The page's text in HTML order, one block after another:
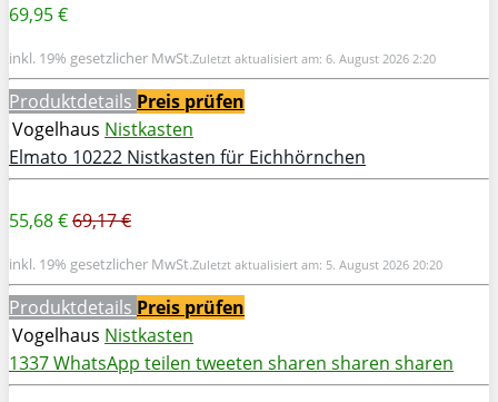
69,95 €
inkl. 19% gesetzlicher MwSt.Zuletzt aktualisiert am: 6. August 2026 2:20
Produktdetails Preis prüfen
Vogelhaus Nistkasten
Elmato 10222 Nistkasten für Eichhörnchen
55,68 €69,17 €
inkl. 19% gesetzlicher MwSt.Zuletzt aktualisiert am: 5. August 2026 20:20
Produktdetails Preis prüfen
Vogelhaus Nistkasten
1337WhatsApp teilen tweeten sharen sharen sharen